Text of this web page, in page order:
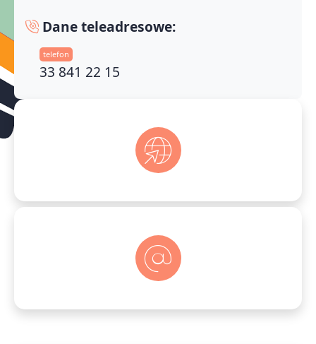
Dane teleadresowe:
telefon
33 841 22 15